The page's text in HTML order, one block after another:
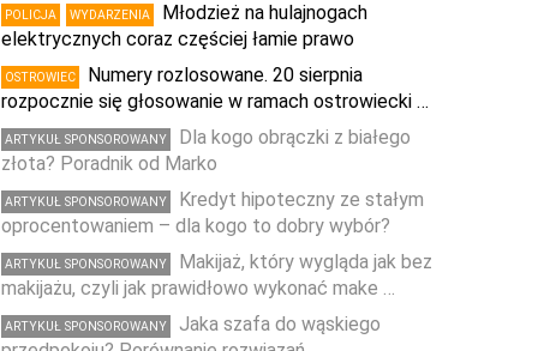
POLICJA WYDARZENIA
Młodzież na hulajnogach
elektrycznych coraz częściej łamie prawo
OSTROWIEC
Numery rozlosowane. 20 sierpnia
rozpocznie się głosowanie w ramach ostrowiecki …
ARTYKUŁ SPONSOROWANY
Dla kogo obrączki z białego
złota? Poradnik od Marko
ARTYKUŁ SPONSOROWANY
Kredyt hipoteczny ze stałym
oprocentowaniem – dla kogo to dobry wybór?
ARTYKUŁ SPONSOROWANY
Makijaż, który wygląda jak bez
makijażu, czyli jak prawidłowo wykonać make …
ARTYKUŁ SPONSOROWANY
Jaka szafa do wąskiego